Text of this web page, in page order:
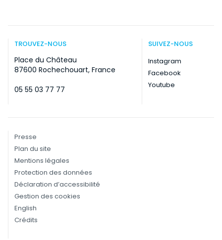
TROUVEZ-NOUS
Place du Château
87600 Rochechouart, France
05 55 03 77 77
SUIVEZ-NOUS
Instagram
Facebook
Youtube
Presse
Plan du site
Mentions légales
Protection des données
Déclaration d’accessibilité
Gestion des cookies
English
Crédits